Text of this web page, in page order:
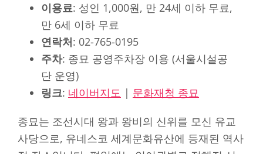
이용료: 성인 1,000원, 만 24세 이하 무료,
만 6세 이하 무료
연락처: 02-765-0195
주차: 종묘 공영주차장 이용 (서울시설공
단 운영)
링크: 네이버지도 | 문화재청 종묘
종묘는 조선시대 왕과 왕비의 신위를 모신 유교
사당으로, 유네스코 세계문화유산에 등재된 역사